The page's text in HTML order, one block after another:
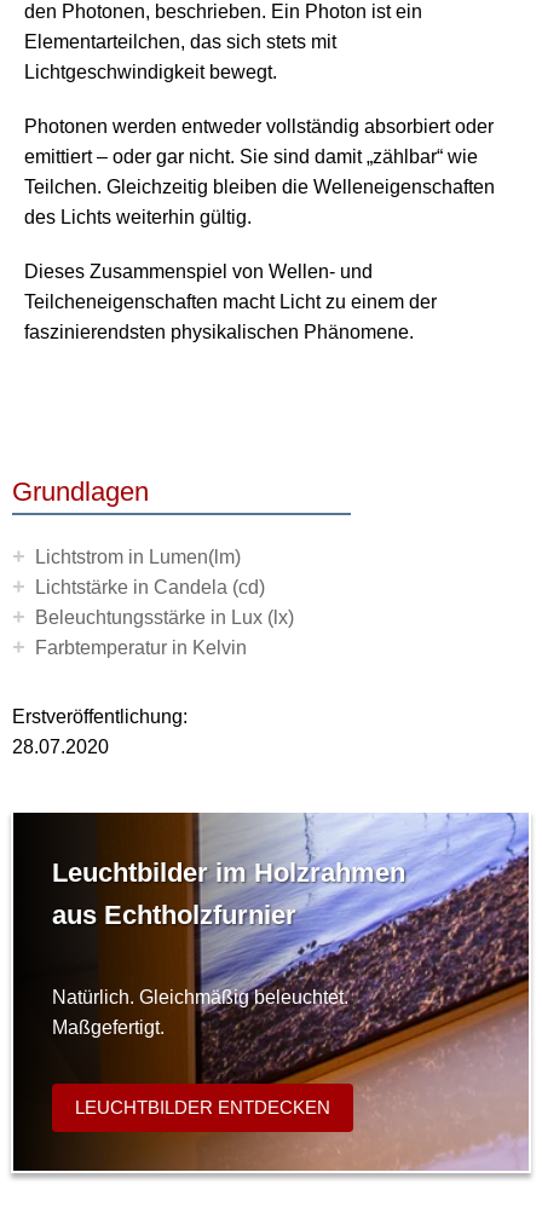
den Photonen, beschrieben. Ein Photon ist ein
Elementarteilchen, das sich stets mit
Lichtgeschwindigkeit bewegt.
Photonen werden entweder vollständig absorbiert oder
emittiert – oder gar nicht. Sie sind damit „zählbar“ wie
Teilchen. Gleichzeitig bleiben die Welleneigenschaften
des Lichts weiterhin gültig.
Dieses Zusammenspiel von Wellen- und
Teilcheneigenschaften macht Licht zu einem der
faszinierendsten physikalischen Phänomene.
Grundlagen
+ Lichtstrom in Lumen(lm)
+ Lichtstärke in Candela (cd)
+ Beleuchtungsstärke in Lux (lx)
+ Farbtemperatur in Kelvin
Erstveröffentlichung:
28.07.2020
Leuchtbilder im Holzrahmen
aus Echtholzfurnier
Natürlich. Gleichmäßig beleuchtet.
Maßgefertigt.
LEUCHTBILDER ENTDECKEN